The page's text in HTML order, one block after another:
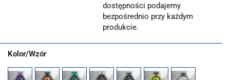
dostępności podajemy
bezpośrednio przy każdym
produkcie.
Kolor/Wzór